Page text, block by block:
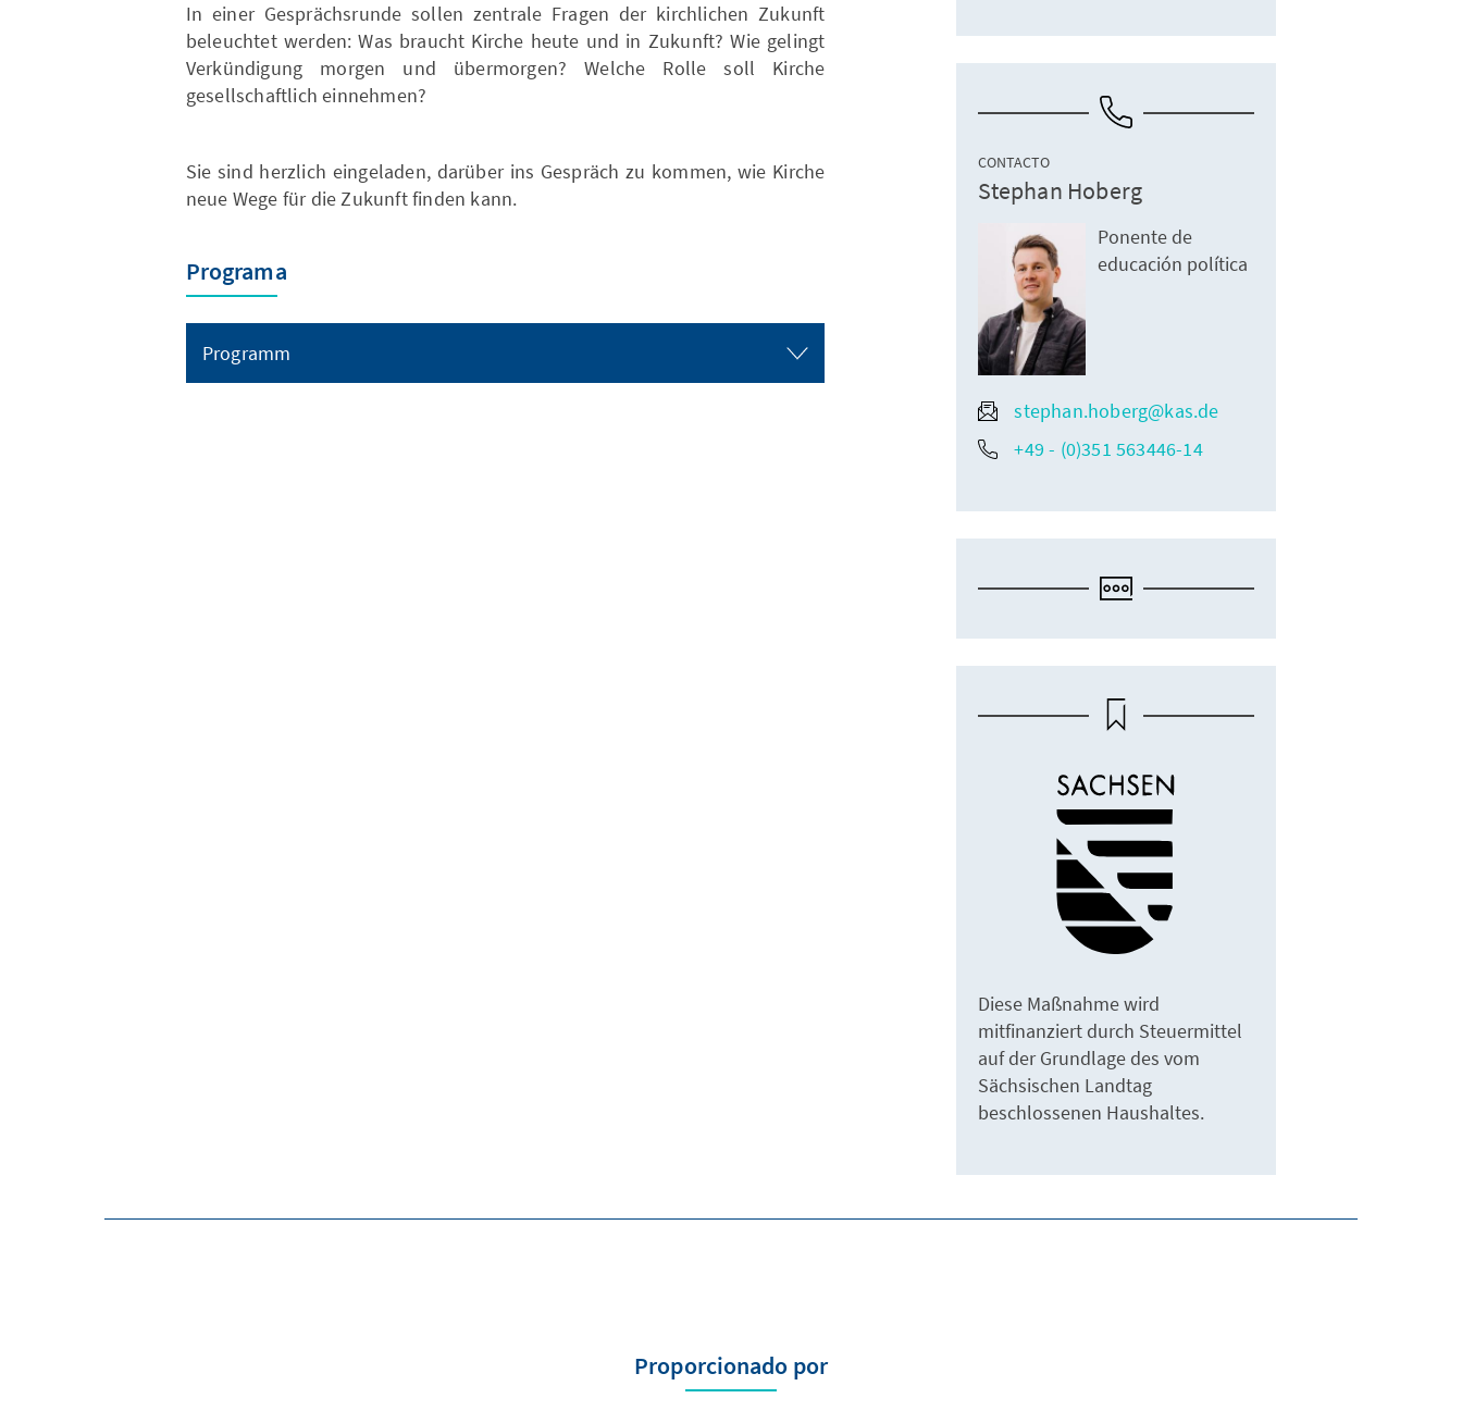
In einer Gesprächsrunde sollen zentrale Fragen der kirchlichen Zukunft
beleuchtet werden: Was braucht Kirche heute und in Zukunft? Wie gelingt
Verkündigung morgen und übermorgen? Welche Rolle soll Kirche
gesellschaftlich einnehmen?
Sie sind herzlich eingeladen, darüber ins Gespräch zu kommen, wie Kirche
neue Wege für die Zukunft finden kann.
Programa
Programm
CONTACTO
Stephan Hoberg
Ponente de
educación política
stephan.hoberg@kas.de
+49 - (0)351 563446-14
Diese Maßnahme wird
mitfinanziert durch Steuermittel
auf der Grundlage des vom
Sächsischen Landtag
beschlossenen Haushaltes.
Proporcionado por